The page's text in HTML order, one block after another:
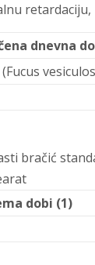
dnevna
bračić
dobi (1)